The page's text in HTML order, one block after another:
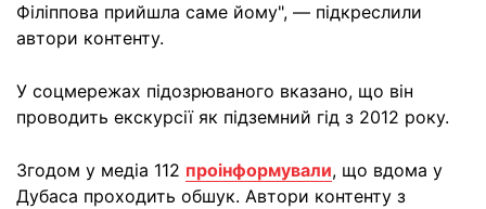
Філіппова прийшла саме йому", — підкреслили
автори контенту.
У соцмережах підозрюваного вказано, що він
проводить екскурсії як підземний гід з 2012 року.
Згодом у медіа 112 проінформували, що вдома у
Дубаса проходить обшук. Автори контенту з